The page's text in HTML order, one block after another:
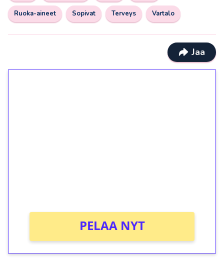
Ruoka-aineet Sopivat Terveys Vartalo
Jaa
PELAA NYT